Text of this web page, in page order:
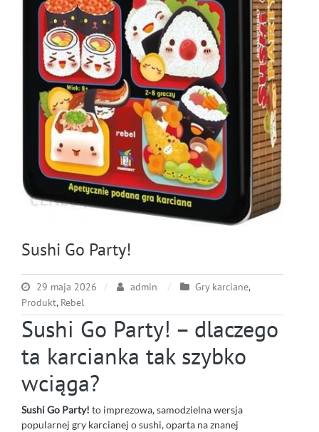
Sushi Go Party!
29 maja 2026 admin Gry karciane,
Produkt, Rebel
Sushi Go Party! – dlaczego
ta karcianka tak szybko
wciąga?
Sushi Go Party! to imprezowa, samodzielna wersja
popularnej gry karcianej o sushi, oparta na znanej